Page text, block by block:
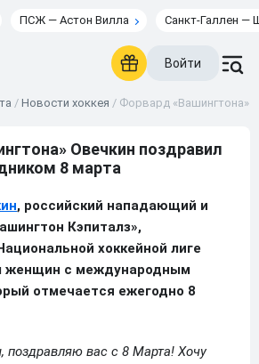
ПСЖ — Астон Вилла Санкт-Галлен —
Войти
/ Новости хоккея / Форвард «Вашингтона»
Овечкин поздравил
8 марта
, российский нападающий и
Кэпиталз»,
хоккейной лиге
женщин с международным
отмечается ежегодно 8
поздравляю вас с 8 Марта! Хочу